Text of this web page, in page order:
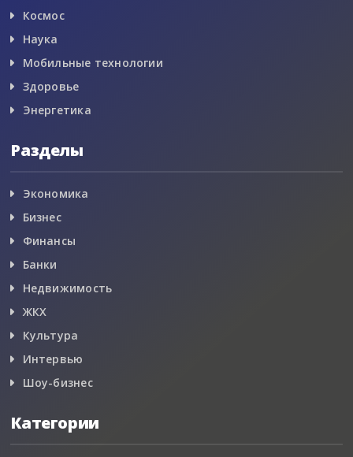
Космос
Наука
Мобильные технологии
Здоровье
Энергетика
Разделы
Экономика
Бизнес
Финансы
Банки
Недвижимость
ЖКХ
Культура
Интервью
Шоу-бизнес
Категории